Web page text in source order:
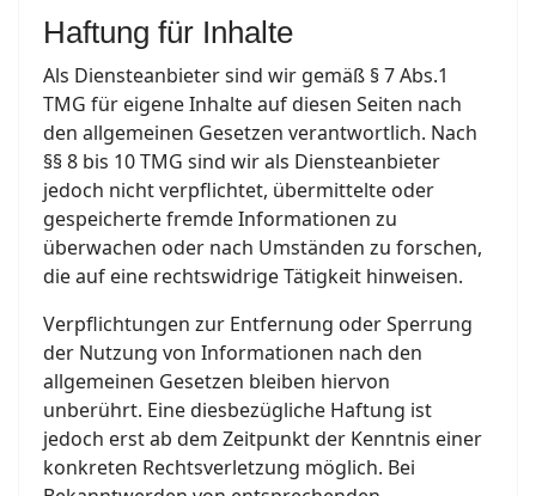
Haftung für Inhalte
Als Diensteanbieter sind wir gemäß § 7 Abs.1
TMG für eigene Inhalte auf diesen Seiten nach
den allgemeinen Gesetzen verantwortlich. Nach
§§ 8 bis 10 TMG sind wir als Diensteanbieter
jedoch nicht verpflichtet, übermittelte oder
gespeicherte fremde Informationen zu
überwachen oder nach Umständen zu forschen,
die auf eine rechtswidrige Tätigkeit hinweisen.
Verpflichtungen zur Entfernung oder Sperrung
der Nutzung von Informationen nach den
allgemeinen Gesetzen bleiben hiervon
unberührt. Eine diesbezügliche Haftung ist
jedoch erst ab dem Zeitpunkt der Kenntnis einer
konkreten Rechtsverletzung möglich. Bei